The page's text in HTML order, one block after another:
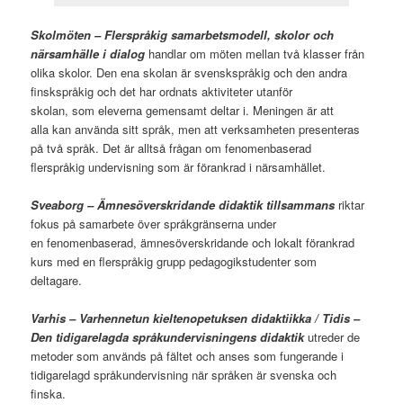
Skolmöten – Flerspråkig samarbetsmodell, skolor och
närsamhälle i dialog handlar om möten mellan två klasser från
olika skolor. Den ena skolan är svenskspråkig och den andra
finskspråkig och det har ordnats aktiviteter utanför
skolan, som eleverna gemensamt deltar i. Meningen är att
alla kan använda sitt språk, men att verksamheten presenteras
på två språk. Det är alltså frågan om fenomenbaserad
flerspråkig undervisning som är förankrad i närsamhället.
Sveaborg – Ämnesöverskridande didaktik tillsammans riktar
fokus på samarbete över språkgränserna under
en fenomenbaserad, ämnesöverskridande och lokalt förankrad
kurs med en flerspråkig grupp pedagogikstudenter som
deltagare.
Varhis – Varhennetun kieltenopetuksen didaktiikka/ Tidis –
Den tidigarelagda språkundervisningens didaktikutreder de
metoder som används på fältet och anses som fungerande i
tidigarelagd språkundervisning när språken är svenska och
finska.